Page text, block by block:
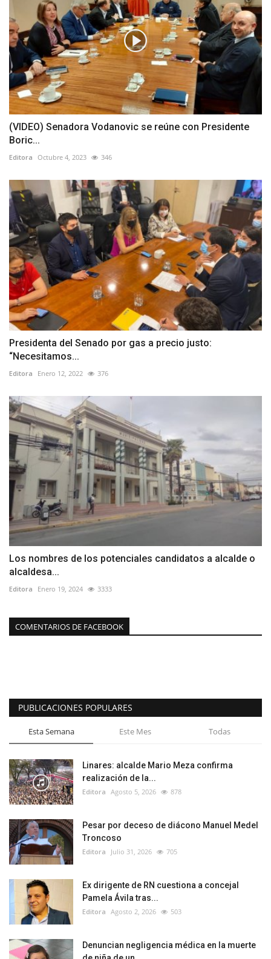
(VIDEO) Senadora Vodanovic se reúne con Presidente
Boric...
Editora Octubre 4, 2023 346
Presidenta del Senado por gas a precio justo:
“Necesitamos...
Editora Enero 12, 2022 376
Los nombres de los potenciales candidatos a alcalde o
alcaldesa...
Editora Enero 19, 2024 3333
COMENTARIOS DE FACEBOOK
PUBLICACIONES POPULARES
Esta Semana Este Mes Todas
Linares: alcalde Mario Meza confirma
realización de la...
Editora Agosto 5, 2026 878
Pesar por deceso de diácono Manuel Medel
Troncoso
Editora Julio 31, 2026 705
Ex dirigente de RN cuestiona a concejal
Pamela Ávila tras...
Editora Agosto 2, 2026 503
Denuncian negligencia médica en la muerte